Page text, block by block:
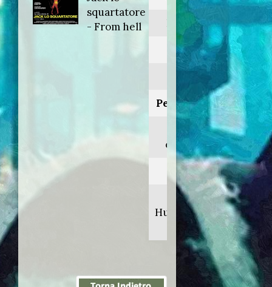
squartatore
- From hell
From hell
Anno:
Personaggio:
Netley il
cocchiere
Regia di:
Albert
Hughes/Allen
Hughes